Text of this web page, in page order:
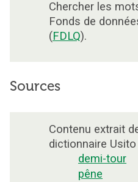
Chercher les
Fonds de
(FDLQ).
Sources
Contenu extrait
dictionnaire Usito
demi-tour
pêne